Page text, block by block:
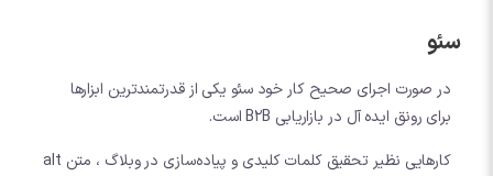
سئو
در صورت اجرای صحیح کار خود سئو یکی از قدرتمندترین ابزارها
برای رونق ایده آل در بازاریابی B2B است.
کارهایی نظیر تحقیق کلمات کلیدی و پیاده‌سازی در وبلاگ ، متن alt